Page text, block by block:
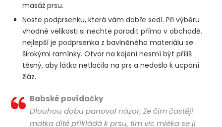
masáž prsu.
Noste podprsenku, která vám dobře sedí. Při výběru
vhodné velikosti si nechte poradit přímo v obchodě.
nejlepší je podprsenka z bavlněného materiálu se
širokými ramínky. Otvor na kojení nesmí být příliš
těsný, aby látka netlačila na prs a nedošlo k ucpání
žláz.
Babské povídačky
Dlouhou dobu panoval názor, že čím častěji
matka dítě přikládá k prsu, tím víc mléka se ji